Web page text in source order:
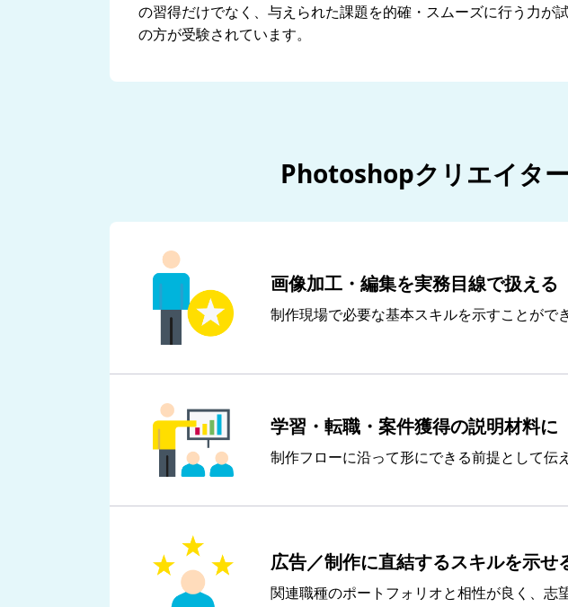
の習得だけでなく、与えられた課題を的確・スムーズに行う力が
の方が受験されています。
Photoshopクリエイタ
画像加工・編集を実務目線で扱える
制作現場で必要な基本スキルを示すことができ
学習・転職・案件獲得の説明材料に
制作フローに沿って形にできる前提として伝
広告／制作に直結するスキルを示せ
関連職種のポートフォリオと相性が良く、志